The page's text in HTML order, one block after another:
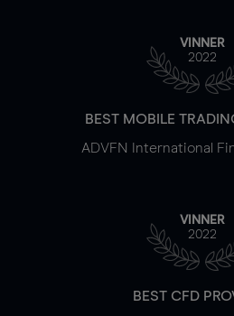
VINNER
2022
BEST MOBILE
ADVFN International
VINNER
2022
BEST CFD